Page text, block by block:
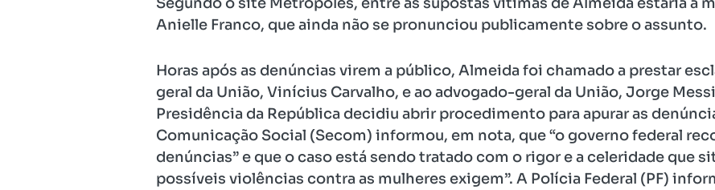
Anielle Franco, que ainda não se pronunciou publicamente sobre o assunto.
Horas após as denúncias virem a público, Almeida foi chamado a prestar
geral da União, Vinícius Carvalho, e ao advogado-geral da União, Jorge
Presidência da República decidiu abrir procedimento para apurar as
Comunicação Social (Secom) informou, em nota, que “o governo federal
denúncias” e que o caso está sendo tratado com o rigor e a celeridade que
possíveis violências contra as mulheres exigem”. A Polícia Federal (PF)